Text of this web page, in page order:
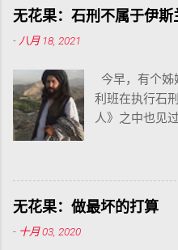
们谨代表世界
无花果：石刑不属于伊斯
- 八月 18, 2021
今早，有个
利班在执行石
人》之中也见
是要谴责，
无花果：做最坏的打算
- 十月 03, 2020